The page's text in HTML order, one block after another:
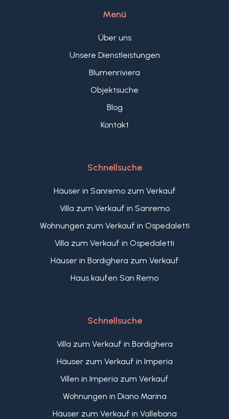
Menü
Über uns
Unsere Dienstleistungen
Blumenriviera
Objektsuche
Blog
Kontakt
Schnellsuche
Häuser in Sanremo zum Verkauf
Villa zum Verkauf in Sanremo
Wohnungen zum Verkauf in Ospedaletti
Villa zum Verkauf in Ospedaletti
Häuser in Bordighera zum Verkauf
Haus kaufen San Remo
Schnellsuche
Villa zum Verkauf in Bordighera
Häuser zum Verkauf in Imperia
Villen in Imperia zum Verkauf
Wohnungen in Diano Marina
Häuser zum Verkauf in Vallebona